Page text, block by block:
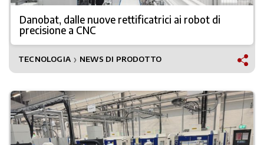
Danobat, dalle nuove rettificatrici ai robot di
precisione a CNC
TECNOLOGIA ❯ NEWS DI PRODOTTO